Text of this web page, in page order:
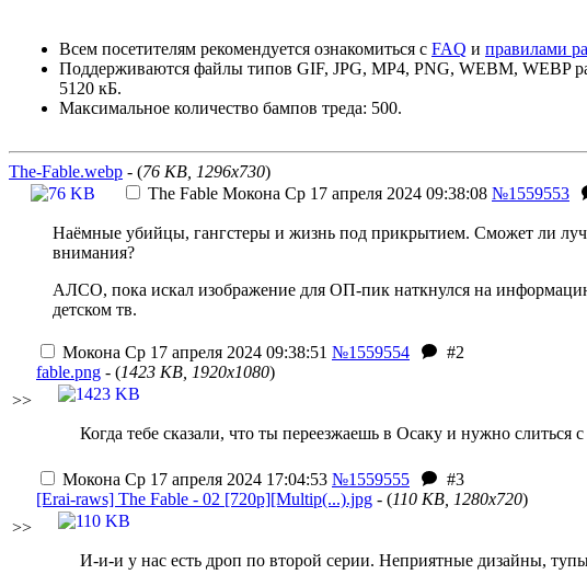
Всем посетителям рекомендуется ознакомиться с FAQ и правилами
Поддерживаются файлы типов GIF, JPG, MP4, PNG, WEBM, WEBP
5120 кБ.
Максимальное количество бампов треда: 500.
The-Fable.webp - (76 KB, 1296x730)
The Fable Мокона Ср 17 апреля 2024 09:38:08 №1559553
Наёмные убийцы, гангстеры и жизнь под прикрытием. Сможет ли
внимания?
АЛСО, пока искал изображение для ОП-пик наткнулся на
детском тв.
>>
Мокона Ср 17 апреля 2024 09:38:51 №1559554
#2
fable.png - (1423 KB, 1920x1080)
Когда тебе сказали, что ты переезжаешь в Осаку и нужно слиться
>>
Мокона Ср 17 апреля 2024 17:04:53 №1559555
#3
[Erai-raws] The Fable - 02 [720p][Multip(...).jpg - (110 KB, 1280x720)
И-и-и у нас есть дроп по второй серии. Неприятные дизайны,